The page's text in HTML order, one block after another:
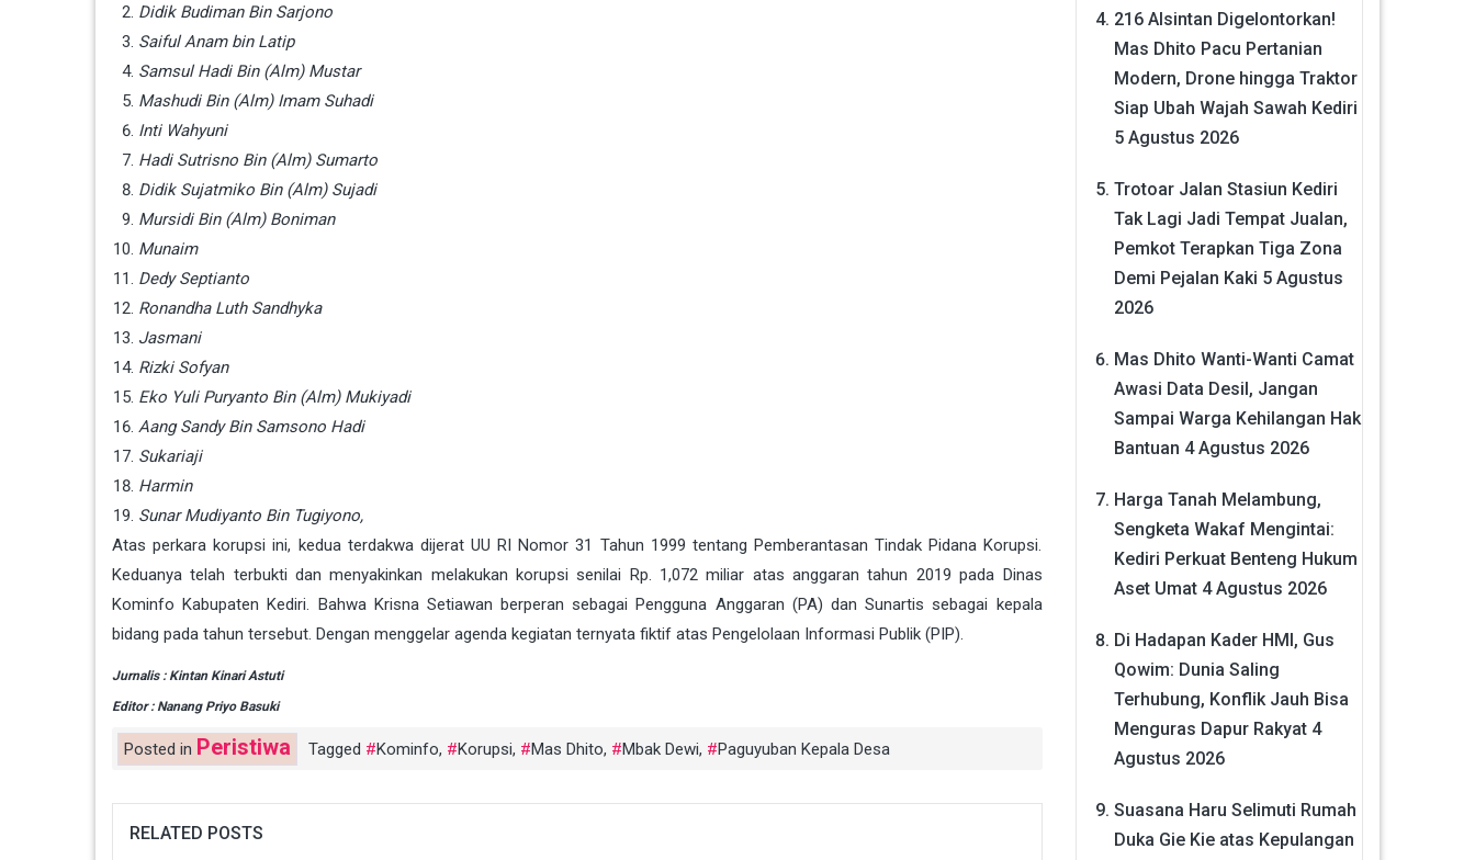
Didik Budiman Bin Sarjono
Saiful Anam bin Latip
Samsul Hadi Bin (Alm) Mustar
Mashudi Bin (Alm) Imam Suhadi
Inti Wahyuni
Hadi Sutrisno Bin (Alm) Sumarto
Didik Sujatmiko Bin (Alm) Sujadi
Mursidi Bin (Alm) Boniman
Munaim
Dedy Septianto
Ronandha Luth Sandhyka
Jasmani
Rizki Sofyan
Eko Yuli Puryanto Bin (Alm) Mukiyadi
Aang Sandy Bin Samsono Hadi
Sukariaji
Harmin
Sunar Mudiyanto Bin Tugiyono,
Atas perkara korupsi ini, kedua terdakwa dijerat UU RI Nomor 31 Tahun 1999 tentang Pemberantasan Tindak Pidana Korupsi.
Keduanya telah terbukti dan menyakinkan melakukan korupsi senilai Rp. 1,072 miliar atas anggaran tahun 2019 pada Dinas
Kominfo Kabupaten Kediri. Bahwa Krisna Setiawan berperan sebagai Pengguna Anggaran (PA) dan Sunartis sebagai kepala
bidang pada tahun tersebut. Dengan menggelar agenda kegiatan ternyata fiktif atas Pengelolaan Informasi Publik (PIP).
Jurnalis : Kintan Kinari Astuti
Editor : Nanang Priyo Basuki
Posted in Peristiwa Tagged Kominfo, Korupsi, Mas Dhito, Mbak Dewi, Paguyuban Kepala Desa
RELATED POSTS
216 Alsintan Digelontorkan!
Mas Dhito Pacu Pertanian
Modern, Drone hingga Traktor
Siap Ubah Wajah Sawah Kediri
5 Agustus 2026
Trotoar Jalan Stasiun Kediri
Tak Lagi Jadi Tempat Jualan,
Pemkot Terapkan Tiga Zona
Demi Pejalan Kaki 5 Agustus
2026
Mas Dhito Wanti-Wanti Camat
Awasi Data Desil, Jangan
Sampai Warga Kehilangan Hak
Bantuan 4 Agustus 2026
Harga Tanah Melambung,
Sengketa Wakaf Mengintai:
Kediri Perkuat Benteng Hukum
Aset Umat 4 Agustus 2026
Di Hadapan Kader HMI, Gus
Qowim: Dunia Saling
Terhubung, Konflik Jauh Bisa
Menguras Dapur Rakyat 4
Agustus 2026
Suasana Haru Selimuti Rumah
Duka Gie Kie atas Kepulangan